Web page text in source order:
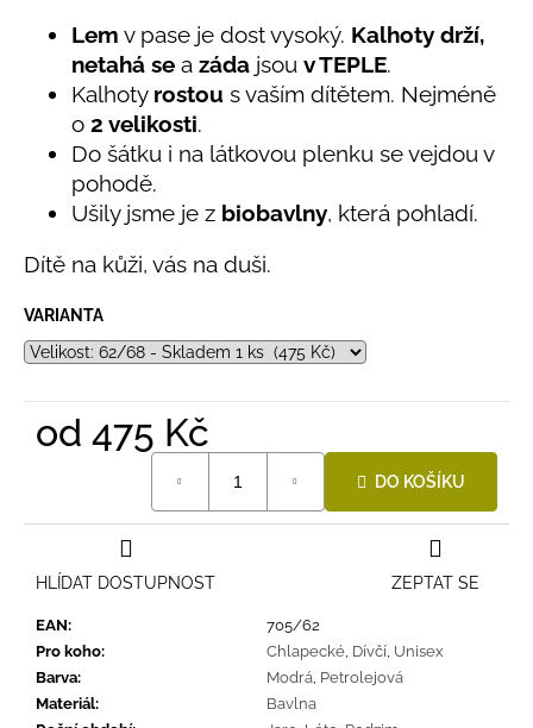
Lem v pase je dost vysoký. Kalhoty drží,
netahá se a záda jsou v TEPLE.
Kalhoty rostou s vaším dítětem. Nejméně
o 2 velikosti.
Do šátku i na látkovou plenku se vejdou v
pohodě.
Ušily jsme je z biobavlny, která pohladí.
Dítě na kůži, vás na duši.
VARIANTA
od 475 Kč
DO KOŠÍKU
EAN:
705/62
Pro koho: Chlapecké, Dívčí, Unisex
Barva: Modrá, Petrolejová
Materiál:
Bavlna
ZEPTAT SE
HLÍDAT DOSTUPNOST
LETNÍ
RYCHLESCHNOUCÍ
ŽLUTÉ
Kč